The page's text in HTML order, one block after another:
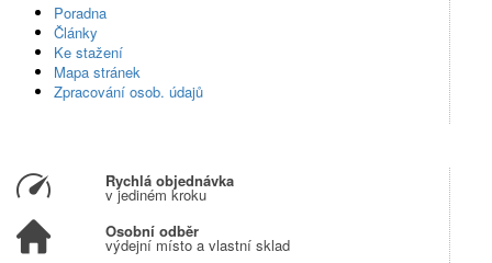
Poradna
Články
Ke stažení
Mapa stránek
Zpracování osob. údajů
Rychlá objednávka
v jediném kroku
Osobní odběr
výdejní místo a vlastní sklad